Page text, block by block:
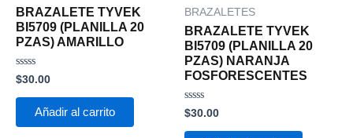
BRAZALETE TYVEK
BI5709 (PLANILLA 20
PZAS) AMARILLO
Valorado
con
0
$30.00
Añadir al carrito
BRAZALETES
BRAZALETE TYVEK
BI5709 (PLANILLA 20
PZAS) NARANJA
FOSFORESCENTES
Valorado
con
0
$30.00